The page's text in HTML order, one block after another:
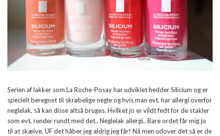
Serien af lakker som La Roche-Posay har udviklet hedder Silicium og er
specielt beregnet til skrøbelige negle og hvis man evt. har allergi overfor
neglelak, så kan disse altså bruges. Hvilket jo er vildt fedt for de stakler
som evt. render rundt med det.. Neglelak allergi.. Bare ordet får mig jo
til at skælve. UF det håber jeg aldrig jeg får! Nå men udover det så er de